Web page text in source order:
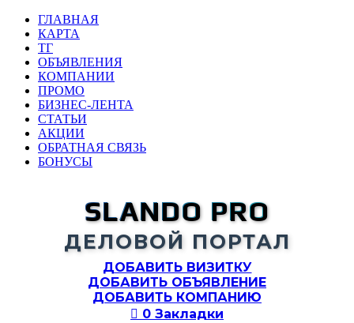
ГЛАВНАЯ
КАРТА
ТГ
ОБЪЯВЛЕНИЯ
КОМПАНИИ
ПРОМО
БИЗНЕС-ЛЕНТА
СТАТЬИ
АКЦИИ
ОБРАТНАЯ СВЯЗЬ
БОНУСЫ
SLANDO PRO
ДЕЛОВОЙ ПОРТАЛ
ДОБАВИТЬ ВИЗИТКУ
ДОБАВИТЬ ОБЪЯВЛЕНИЕ
ДОБАВИТЬ КОМПАНИЮ
 0 Закладки